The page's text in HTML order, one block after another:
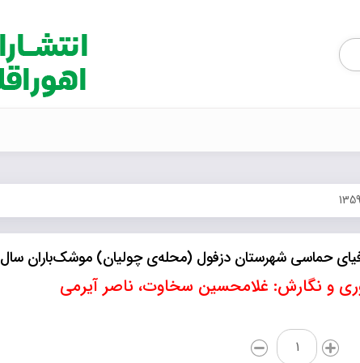
Products
search
حماسی شهرستان دزفول (محله‌ی چولیان) موشک‌باران سال 1359
و نگارش: غلامحسین سخاوت، ناصر آیرمی
جغرافیای
حماسی